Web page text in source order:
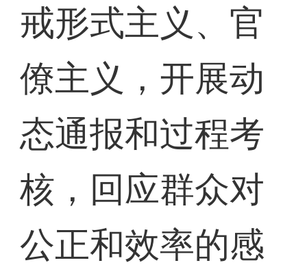
戒形式主义、官
僚主义，开展动
态通报和过程考
核，回应群众对
公正和效率的感